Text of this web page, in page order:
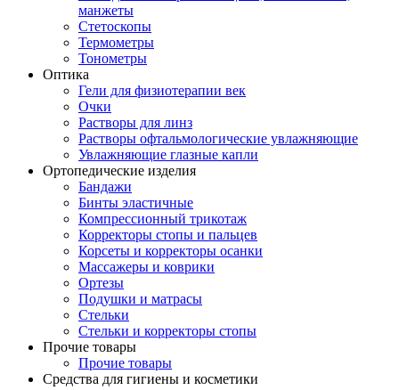
манжеты
Стетоскопы
Термометры
Тонометры
Оптика
Гели для физиотерапии век
Очки
Растворы для линз
Растворы офтальмологические увлажняющие
Увлажняющие глазные капли
Ортопедические изделия
Бандажи
Бинты эластичные
Компрессионный трикотаж
Корректоры стопы и пальцев
Корсеты и корректоры осанки
Массажеры и коврики
Ортезы
Подушки и матрасы
Стельки
Стельки и корректоры стопы
Прочие товары
Прочие товары
Средства для гигиены и косметики